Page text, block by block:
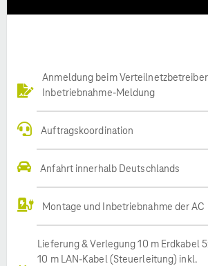
Anmeldung beim
Inbetriebnahme-Meldung
Auftragskoordination
Anfahrt innerhalb Deutschlands
Montage und Inbetriebnahme der AC
Lieferung & Verlegung 10 m Erdkabel
10 m LAN-Kabel (Steuerleitung) inkl.